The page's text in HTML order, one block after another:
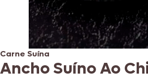
Carne Suína
Ancho Suíno Ao